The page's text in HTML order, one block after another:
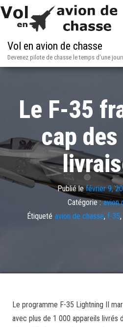
Vol en avion de chasse
Devenez pilote de chasse le temps d'une
Le F-35
cap
Publié lefévrier 9,
Catégorie : avion
Étiqueté avion de chasse, f-35,
Le programme F-35 Lightning II
avec plus de 1 000 appareils livrés